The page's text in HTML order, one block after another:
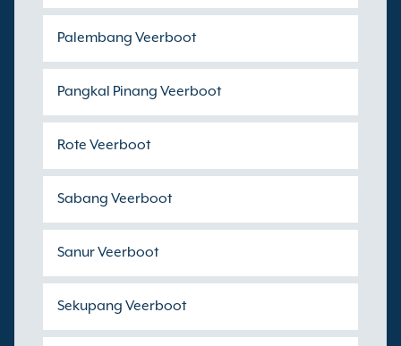
Palembang Veerboot
Pangkal Pinang Veerboot
Rote Veerboot
Sabang Veerboot
Sanur Veerboot
Sekupang Veerboot